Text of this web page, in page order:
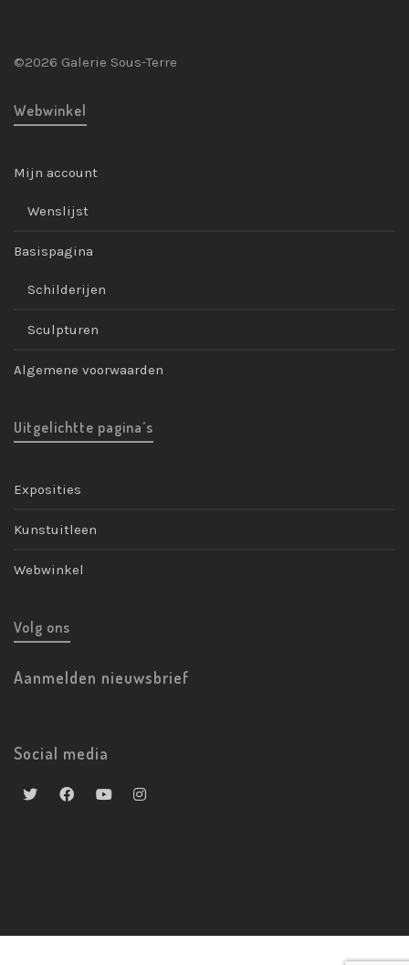
©2026 Galerie Sous-Terre
Webwinkel
Mijn account
Wenslijst
Basispagina
Schilderijen
Sculpturen
Algemene voorwaarden
Uitgelichtte pagina’s
Exposities
Kunstuitleen
Webwinkel
Volg ons
Aanmelden nieuwsbrief
Social media